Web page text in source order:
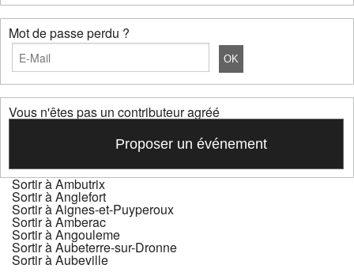
Mot de passe perdu ?
Vous n'êtes pas un contributeur agréé
Proposer un événement
Sortir à Ambutrix
Sortir à Anglefort
Sortir à Aignes-et-Puyperoux
Sortir à Amberac
Sortir à Angouleme
Sortir à Aubeterre-sur-Dronne
Sortir à Aubeville